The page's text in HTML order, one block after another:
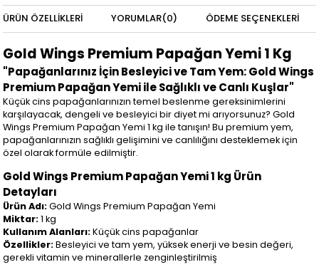
ÜRÜN ÖZELLIKLERI YORUMLAR(0) ÖDEME SEÇENEKLERI
Gold Wings Premium Papağan Yemi 1 Kg
"Papağanlarınız İçin Besleyici ve Tam Yem: Gold Wings
Premium Papağan Yemi ile Sağlıklı ve Canlı Kuşlar"
Küçük cins papağanlarınızın temel beslenme gereksinimlerini
karşılayacak, dengeli ve besleyici bir diyet mi arıyorsunuz? Gold
Wings Premium Papağan Yemi 1 kg ile tanışın! Bu premium yem,
papağanlarınızın sağlıklı gelişimini ve canlılığını desteklemek için
özel olarak formüle edilmiştir.
Gold Wings Premium Papağan Yemi 1 kg Ürün
Detayları
Ürün Adı:Gold Wings Premium Papağan Yemi
Miktar:1 kg
Kullanım Alanları:Küçük cins papağanlar
Özellikler:Besleyici ve tam yem, yüksek enerji ve besin değeri,
gerekli vitamin ve minerallerle zenginleştirilmiş